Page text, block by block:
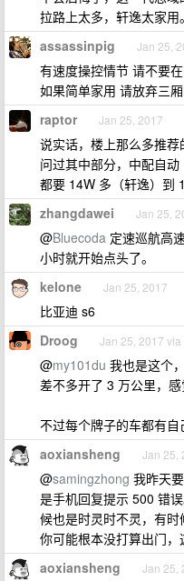
拉路上太多，轩逸太家用
assassinpig Jan 25,
有速度操控情节 请不要
如果简单家用 请放弃三
raptor Jan 25, 2017
说实话，楼上那么多推
问过其中部分，中配自
都要 14W 多（轩逸）到
zhangdawei Jan 25,
@Bluecoda 定速巡航高
小时就开始点头了。
kelone Jan 25, 2017
比亚迪 s6
Droog Jan 25, 2017
@my101du 我也是这个
差不多开了 3 万公里，
不过每个牌子的车都有自
aoxiansheng Jan 25,
@samingzhong 我昨天
是手机回复提示 500 错
候也是时灵时不灵，有时
你可能根本没打算出门，
aoxiansheng Jan 25,